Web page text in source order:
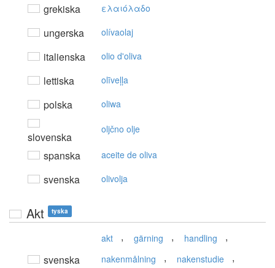
grekiska ελαιόλαδo
ungerska olívaolaj
italienska olio d'oliva
lettiska olīveļļa
polska oliwa
slovenska
oljčno olje
spanska aceite de oliva
svenska olivolja
Akt tyska
svenska
akt , gärning , handling ,
nakenmålning , nakenstudie ,